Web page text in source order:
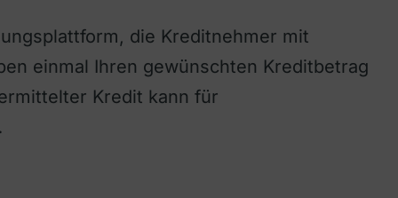
die Kreditnehmer mit
einmal Ihren gewünschten Kreditbetrag
Kredit kann für